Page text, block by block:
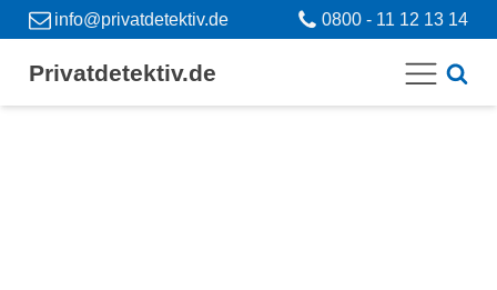
info@privatdetektiv.de 0800 - 11 12 13 14
Privatdetektiv.de